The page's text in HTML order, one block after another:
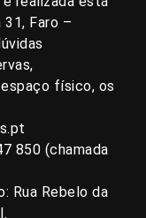
31, Faro –
físico, os
850 (chamada
Rua Rebelo da
.